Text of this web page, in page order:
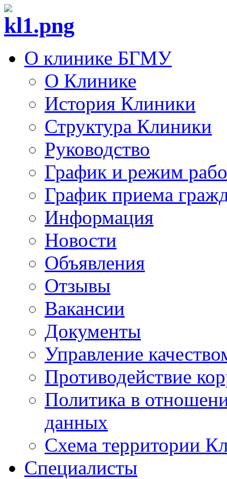
О клинике БГМУ
О Клинике
История Клиники
Структура Клиники
Руководство
График и режим
График приема
Информация
Новости
Объявления
Отзывы
Вакансии
Документы
Управление
Противодействие
Политика в
данных
Схема территории
Специалисты